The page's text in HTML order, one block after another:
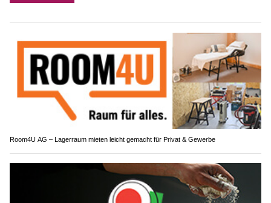
Room4U AG – Lagerraum mieten leicht gemacht für Privat & Gewerbe